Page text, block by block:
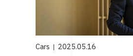
Cars 2025.05.16